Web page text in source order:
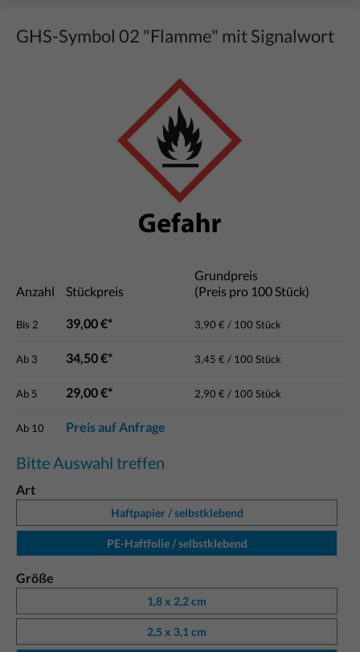
GHS-Symbol 02 "Flamme" mit Signalwort
Anzahl Stückpreis
Grundpreis
(Preis pro 100 Stück)
Bis 2 39,00 €* 3,90 € / 100 Stück
Ab 3 34,50 €* 3,45 € / 100 Stück
Ab 5 29,00 €* 2,90 € / 100 Stück
Ab 10 Preis auf Anfrage
Bitte Auswahl treffen
Art
Haftpapier / selbstklebend
PE-Haftfolie / selbstklebend
Größe
1,8 x 2,2 cm
2,5 x 3,1 cm